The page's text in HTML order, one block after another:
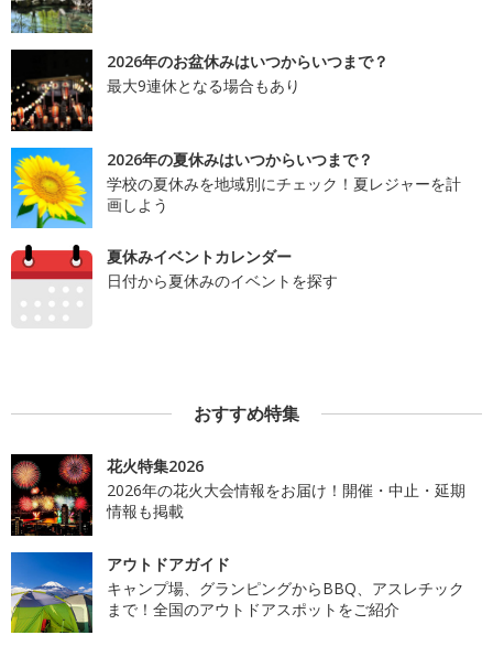
2026年のお盆休みはいつからいつまで？
最大9連休となる場合もあり
2026年の夏休みはいつからいつまで？
学校の夏休みを地域別にチェック！夏レジャーを計
画しよう
夏休みイベントカレンダー
日付から夏休みのイベントを探す
おすすめ特集
花火特集2026
2026年の花火大会情報をお届け！開催・中止・延期
情報も掲載
アウトドアガイド
キャンプ場、グランピングからBBQ、アスレチック
まで！全国のアウトドアスポットをご紹介